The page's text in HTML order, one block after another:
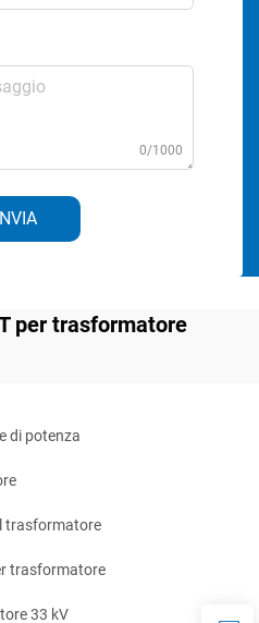
0/1000
per trasformatore
di potenza
trasformatore
trasformatore
33 kV